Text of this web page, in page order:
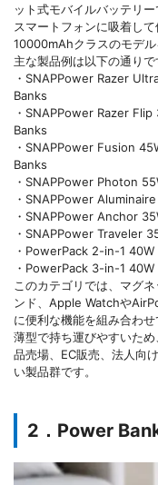
ット式モバイルバッテリー
スマートフォンに吸着し
10000mAhクラスのモデル
主な製品例は以下の通りで
・SNAPPower Razer
Banks
・SNAPPower Razer
Banks
・SNAPPower Fusion
Banks
・SNAPPower Photon
・SNAPPower
・SNAPPower Anchor
・SNAPPower Traveler
・PowerPack 2-in-1
・PowerPack 3-in-1
このカテゴリでは、マグ
ンド、Apple Watchや
に便利な機能を組み合わせ
薄型で持ち運びやすいた
品売場、EC販売、法人向
い製品群です。
2．Power